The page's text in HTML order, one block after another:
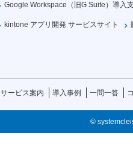
Google Workspace（旧G Suite）導入
kintone アプリ開発 サービスサイト
サービス案内 導入事例 一問一答
©